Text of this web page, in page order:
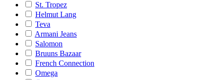
St. Tropez
Helmut Lang
Teva
Armani Jeans
Salomon
Bruuns Bazaar
French Connection
Omega